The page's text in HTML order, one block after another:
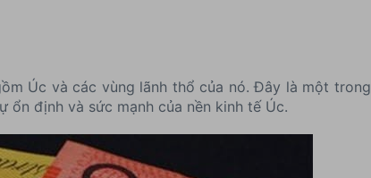
Úc và các vùng lãnh thổ của nó. Đây là một trong
ổn định và sức mạnh của nền kinh tế Úc.